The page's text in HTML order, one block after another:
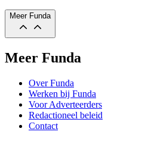
Meer Funda
Meer Funda
Over Funda
Werken bij Funda
Voor Adverteerders
Redactioneel beleid
Contact